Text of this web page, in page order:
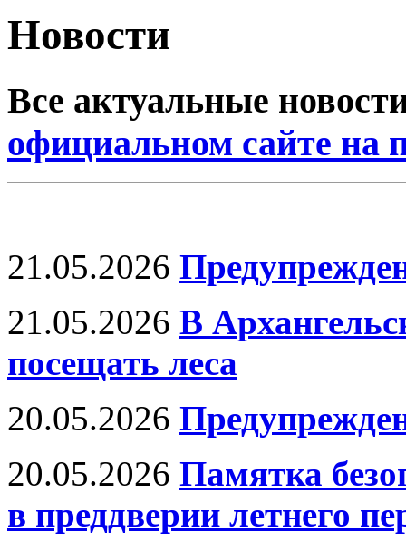
Новости
Все актуальные
официальном сайте
21.05.2026
21.05.2026 В
посещать леса
20.05.2026
20.05.2026 Памятка
в преддверии летнего